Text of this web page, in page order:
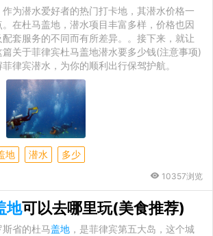
作为潜水爱好者的热门打卡地，其潜水价格一
在杜马盖地，潜水项目丰富多样，价格也因
套服务的不同而有所差异。。接下来，就让
关于菲律宾杜马盖地潜水要多少钱(注意事项)
律宾潜水，为你的顺利出行保驾护航。
地 潜水 多少
10357浏览
地可以去哪里玩(美食推荐)
省的杜马盖地 ，是菲律宾第五大岛，这个城